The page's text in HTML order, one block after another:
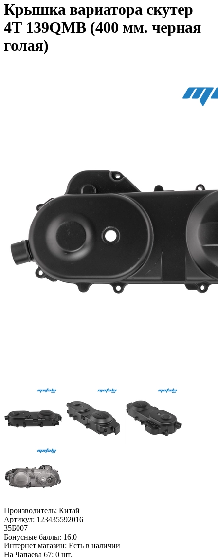
Крышка вариатора скутер
4Т 139QMB (400 мм. черная
голая)
Производитель: Китай
Артикул: 123435592016
35Б007
Бонусные баллы: 16.0
Интернет магазин: Есть в наличии
На Чапаева 67: 0 шт.